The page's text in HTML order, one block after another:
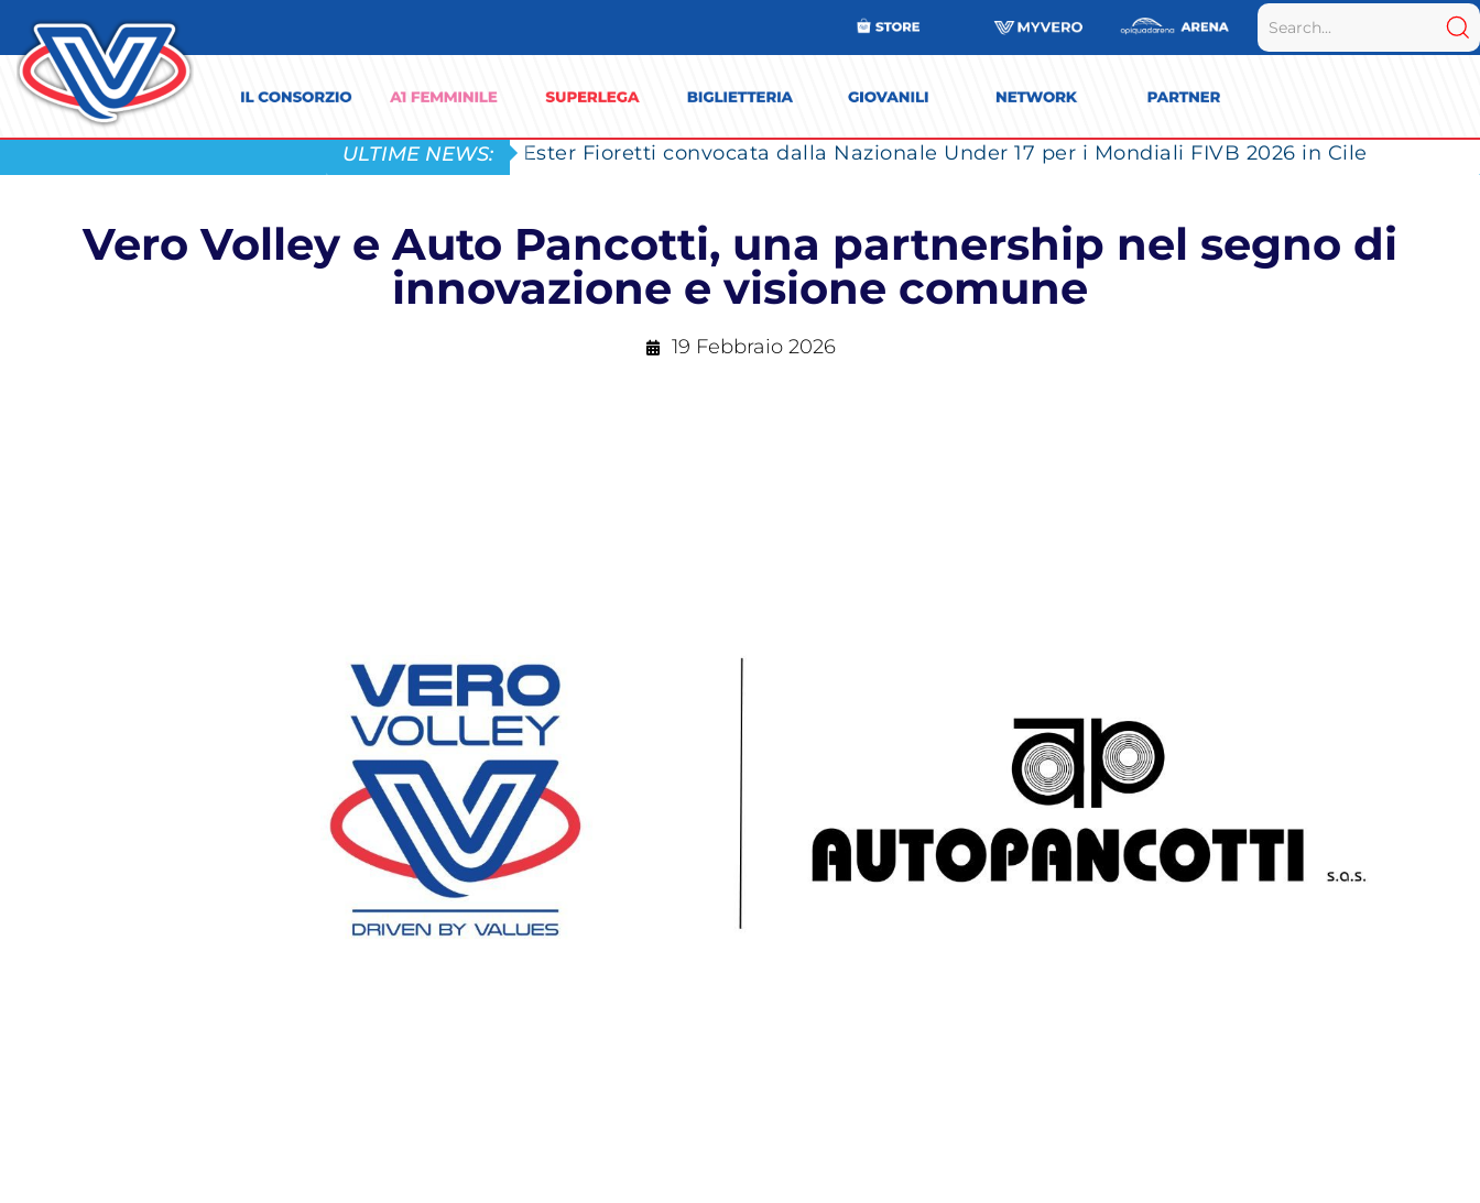
ULTIME NEWS: Ester Fioretti convocata dalla Nazionale Under 17 per i Mondiali FIVB 2026 in Cile
Vero Volley e Auto Pancotti, una partnership nel segno di
innovazione e visione comune
19 Febbraio 2026